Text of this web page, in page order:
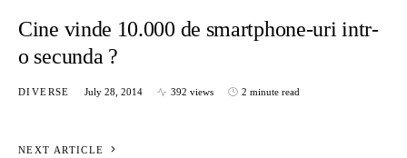
Cine vinde 10.000 de smartphone-uri intr-
o secunda ?
DIVERSE July 28, 2014 392 views 2 minute read
NEXT ARTICLE